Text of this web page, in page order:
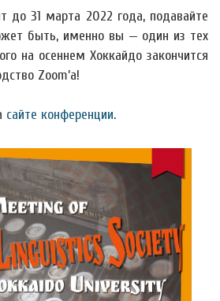
до 31 марта 2022 года, подавайте
быть, именно вы — один из тех
на осеннем Хоккайдо закончится
Zoom’а!
сайте конференции.